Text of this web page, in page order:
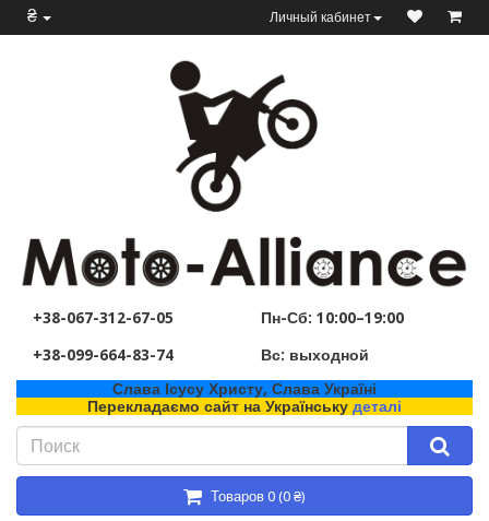
₴ Личный кабинет
+38-067-312-67-05
+38-099-664-83-74
Пн-Сб: 10:00–19:00
Вс: выходной
Слава Ісусу Христу, Слава Україні
Перекладаємо сайт на Українську деталі
Товаров 0 (0 ₴)